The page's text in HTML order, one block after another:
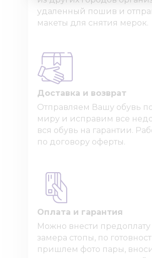
Доставка и возврат
удаленный пошив и
макеты для снятия мерок.
Отправляем Вашу обувь
миру и исправим все
вся обувь на гарантии.
по договору оферты.
Оплата и гарантия
Можно внести предоплату
замера стопы, по
пришлем фото пары,